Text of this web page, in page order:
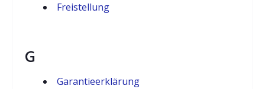
Freistellung
G
Garantieerklärung